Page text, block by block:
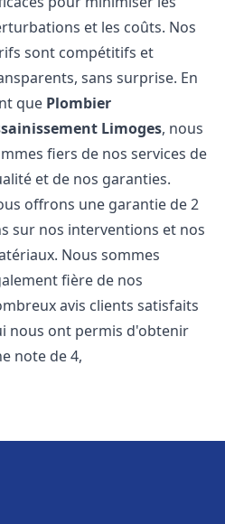
et les coûts. Nos
sont compétitifs et
sans surprise. En
que Plombier
Limoges, nous
fiers de nos services de
et de nos garanties.
offrons une garantie de 2
sur nos interventions et nos
Nous sommes
fière de nos
avis clients satisfaits
nous ont permis d'obtenir
note de 4,